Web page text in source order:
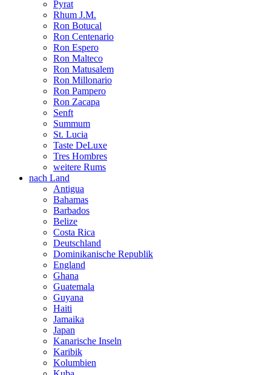
Pyrat
Rhum J.M.
Ron Botucal
Ron Centenario
Ron Espero
Ron Malteco
Ron Matusalem
Ron Millonario
Ron Pampero
Ron Zacapa
Senft
Summum
St. Lucia
Taste DeLuxe
Tres Hombres
weitere Rums
nach Land
Antigua
Bahamas
Barbados
Belize
Costa Rica
Deutschland
Dominikanische Republik
England
Ghana
Guatemala
Guyana
Haiti
Jamaika
Japan
Kanarische Inseln
Karibik
Kolumbien